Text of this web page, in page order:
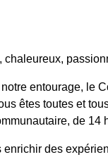
entourage, le
êtes toutes et
de 14
des